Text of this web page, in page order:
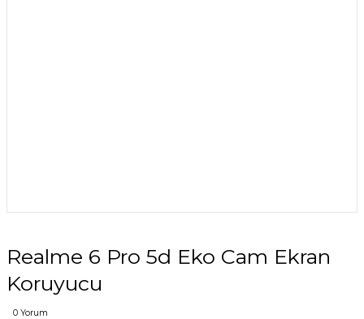
Realme 6 Pro 5d Eko Cam Ekran
Koruyucu
0 Yorum